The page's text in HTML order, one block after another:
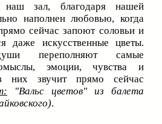
зал, благодаря нашей
наполнен любовью, когда
сейчас запоют соловьи и
даже искусственные цветы.
переполняют самые
эмоции, чувства и
них звучит прямо сейчас
"Вальс цветов" из балета
.